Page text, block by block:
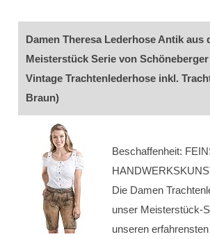
Damen Theresa Lederhose Antik aus
Meisterstück Serie von
Vintage Trachtenlederhose inkl.
Braun)
Beschaffenheit:
Die Damen
unser Meisterstück-
unseren